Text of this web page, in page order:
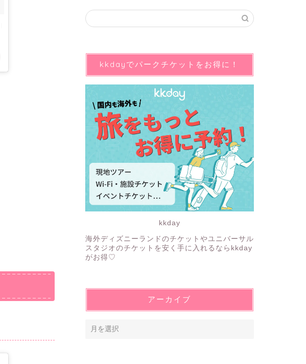
kkdayでパークチケットをお得に！
kkday
海外ディズニーランドのチケットやユニバーサル
スタジオのチケットを安く手に入れるならkkday
がお得♡
アーカイブ